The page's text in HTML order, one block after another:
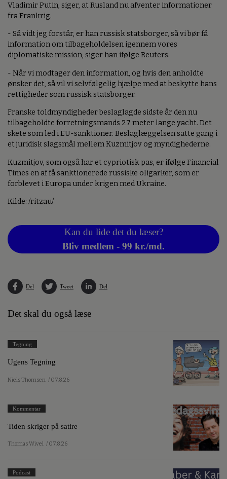
Vladimir Putin, siger, at Rusland nu afventer informationer
fra Frankrig.
- Så vidt jeg forstår, er han russisk statsborger, så vi bør få
information om tilbageholdelsen igennem vores
diplomatiske mission, siger han ifølge Reuters.
- Når vi modtager den information, og hvis den anholdte
ønsker det, så vil vi selvfølgelig hjælpe med at beskytte hans
rettigheder som russisk statsborger.
Franske toldmyndigheder beslaglagde sidste år den nu
tilbageholdte forretningsmands 27 meter lange yacht. Det
skete som led i EU-sanktioner. Beslaglæggelsen satte gang i
et juridisk slagsmål mellem Kuzmitjov og myndighederne.
Kuzmitjov, som også har et cypriotisk pas, er ifølge Financial
Times en af få sanktionerede russiske oligarker, som er
forblevet i Europa under krigen med Ukraine.
Kilde: /ritzau/
Kan du lide det du læser?
Bliv medlem - 99 kr./md.
Del Tweet Del
Det skal du også læse
Tegning
Ugens Tegning
Niels Thomsen / 07.8.26
Kommentar
Tiden skriger på satire
Thomas Wivel / 07.8.26
Podcast